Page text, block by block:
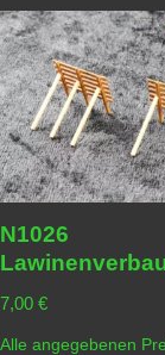
N1026
7,00 €
Alle angegebenen